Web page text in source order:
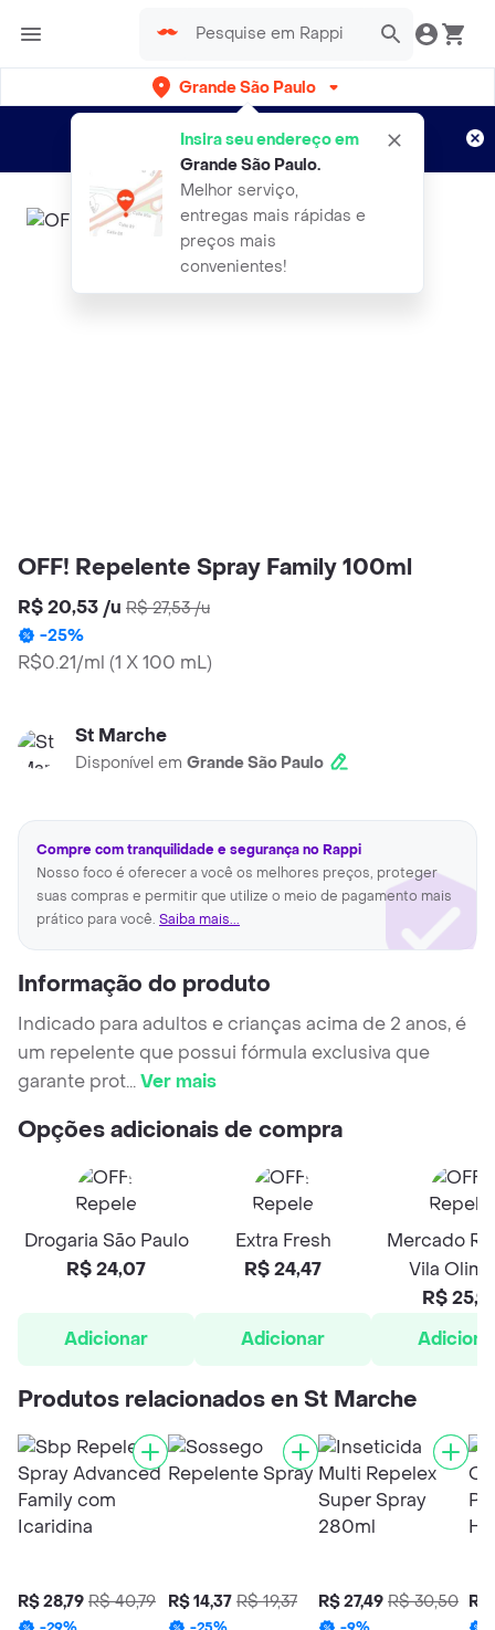
Grande São Paulo
Insira seu endereço em
Grande São Paulo.
Melhor serviço,
entregas mais rápidas e
preços mais
convenientes!
Entregas grátis por 15 dias!
Aplicam T&C
OFF! Repelente Spray Family 100ml
R$ 20,53 /u R$ 27,53/u
-25%
R$0.21/ml (1 X 100 mL)
St Marche
Disponível em Grande São Paulo
Compre com tranquilidade e segurança no Rappi
Nosso foco é oferecer a você os melhores preços, proteger
suas compras e permitir que utilize o meio de pagamento mais
prático para você. Saiba mais...
Informação do produto
Indicado para adultos e crianças acima de 2 anos, é
um repelente que possui fórmula exclusiva que
garante prot...Ver mais
Opções adicionais de compra
Drogaria São Paulo
R$ 24,07
Adicionar
Extra Fresh
R$ 24,47
Adicionar
Mercado
Vila
R$
Produtos relacionados en St Marche
R$ 28,79 R$ 40,79 R$ 14,37 R$ 19,37 R$ 27,49 R$ 30,50 R$